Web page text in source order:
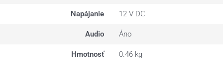
Napájanie 12 V DC
Audio Áno
Hmotnosť 0.46 kg